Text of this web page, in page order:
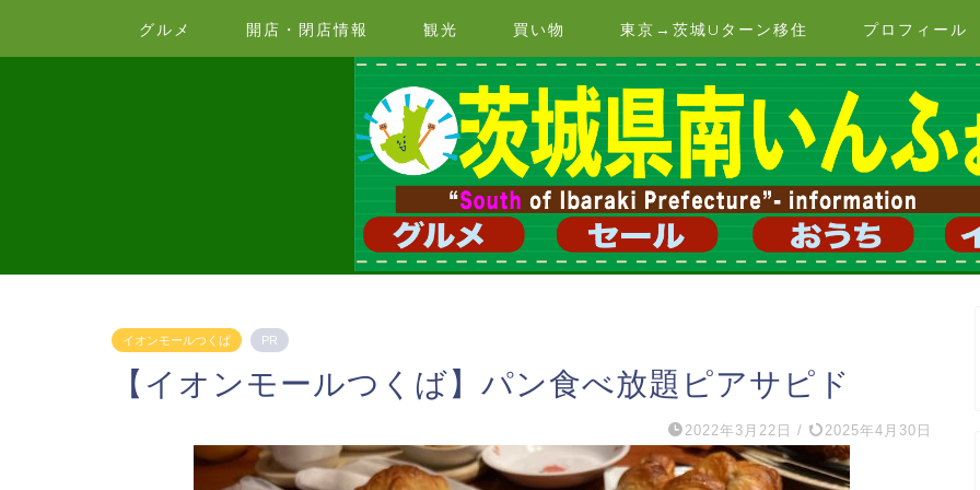
グルメ 開店・閉店情報 観光 買い物 東京→茨城Uターン移住 プロフィール
イオンモールつくば PR
【イオンモールつくば】パン食べ放題ピアサピド
2022年3月22日 / 2025年4月30日